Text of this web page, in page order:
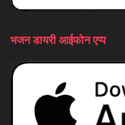
भजन डायरी आईफोन एप्प